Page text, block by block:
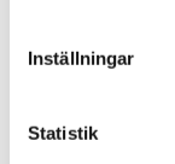
Inställningar
Statistik
https://
(https://
(https://